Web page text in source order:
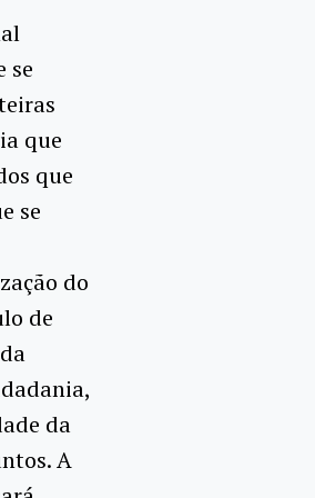
se
que
que
se
do
de
da
A